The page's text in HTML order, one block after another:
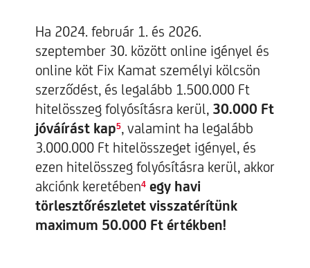
Ha 2024. február 1. és 2026.
szeptember 30. között online igényel és
online köt Fix Kamat személyi kölcsön
szerződést, és legalább 1.500.000 Ft
hitelösszeg folyósításra kerül, 30.000 Ft
jóváírást kap5, valamint ha legalább
3.000.000 Ft hitelösszeget igényel, és
ezen hitelösszeg folyósításra kerül, akkor
akciónk keretében4 egy havi
törlesztőrészletet visszatérítünk
maximum 50.000 Ft értékben!